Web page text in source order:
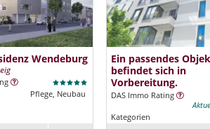
Wendeburg
Pflege, Neubau
Ein passendes
befindet sich in
Vorbereitung.
DAS Immo Rating
Kategorien